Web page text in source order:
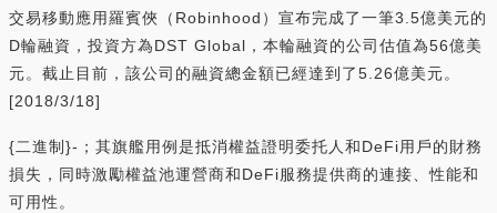
交易移動應用羅賓俠（Robinhood）宣布完成了一筆3.5億美元的
D輪融資，投資方為DST Global，本輪融資的公司估值為56億美
元。截止目前，該公司的融資總金額已經達到了5.26億美元。
[2018/3/18]
{二進制}-；其旗艦用例是抵消權益證明委托人和DeFi用戶的財務
損失，同時激勵權益池運營商和DeFi服務提供商的連接、性能和
可用性。